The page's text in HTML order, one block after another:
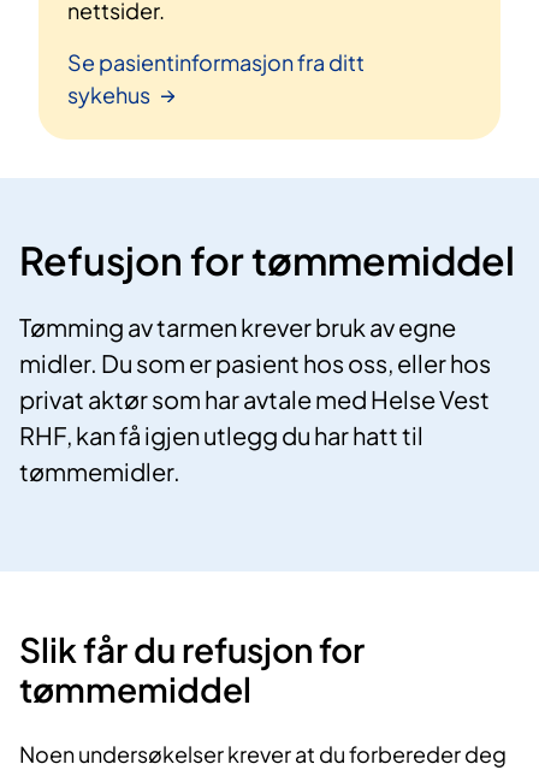
nettsider.
Se pasientinformasjon fra ditt
sykehus
Refusjon for tømmemiddel
Tømming av tarmen krever bruk av egne
midler. Du som er pasient hos oss, eller hos
privat aktør som har avtale med Helse Vest
RHF, kan få igjen utlegg du har hatt til
tømmemidler.
Slik får du refusjon for
tømmemiddel
Noen undersøkelser krever at du forbereder deg